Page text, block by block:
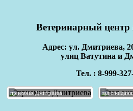
Ветеринарный
Адрес: ул. Дмитриева,
улиц Ватутина и
Тел. : 8-999-
приемная Дмитриева зал